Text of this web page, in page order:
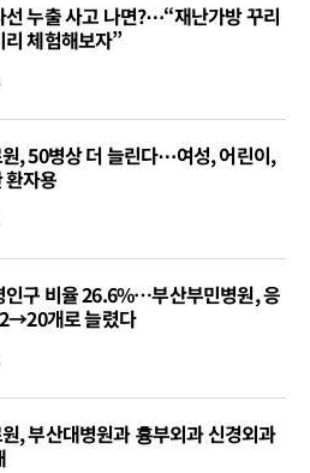
선 누출 사고 나면?⋯“재난가방 꾸리
체험해보자”
, 50병상 더 늘린다⋯여성, 어린이,
환자용
인구 비율 26.6%…부산부민병원, 응
개로 늘렸다
, 부산대병원과 흉부외과 신경외과